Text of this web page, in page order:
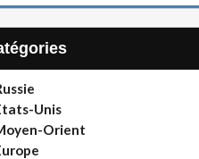
Unis
Orient